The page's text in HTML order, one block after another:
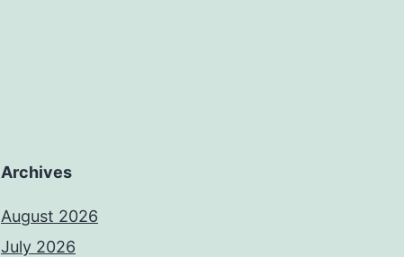
Archives
August 2026
July 2026